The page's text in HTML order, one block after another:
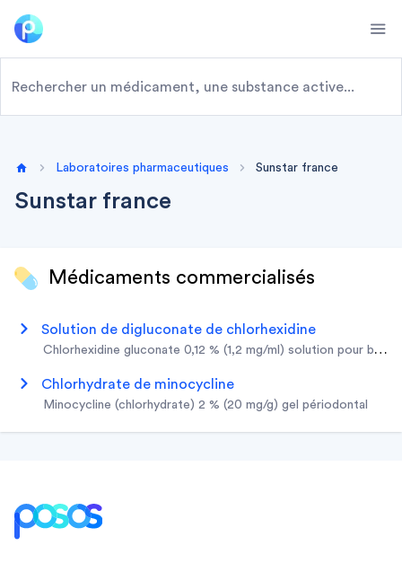
Home
Laboratoires pharmaceutiques Sunstar france
Sunstar france
Médicaments commercialisés
solution de digluconate de chlorhexidine
chlorhexidine gluconate 0,12 % (1,2 mg/ml) solution pour bain
chlorhydrate de minocycline
minocycline (chlorhydrate) 2 % (20 mg/g) gel périodontal